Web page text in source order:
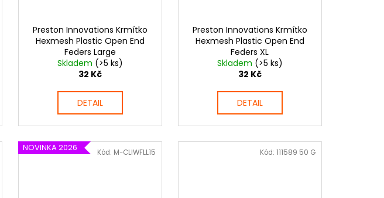
Preston Innovations Krmítko
Hexmesh Plastic Open End
Feders Large
Skladem (>5 ks)
32 Kč
DETAIL
Preston Innovations Krmítko
Hexmesh Plastic Open End
Feders XL
Skladem (>5 ks)
32 Kč
DETAIL
NOVINKA 2026 Kód: M-CLIWFLL15 Kód: 111589 50 G